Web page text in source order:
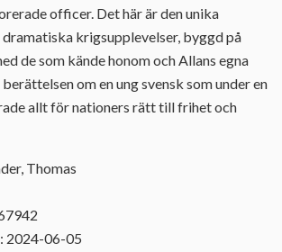
officer. Det här är den unika
dramatiska krigsupplevelser, byggd på
de som kände honom och Allans egna
om en ung svensk som under en
allt för nationers rätt till frihet och
Thomas
2024-06-05